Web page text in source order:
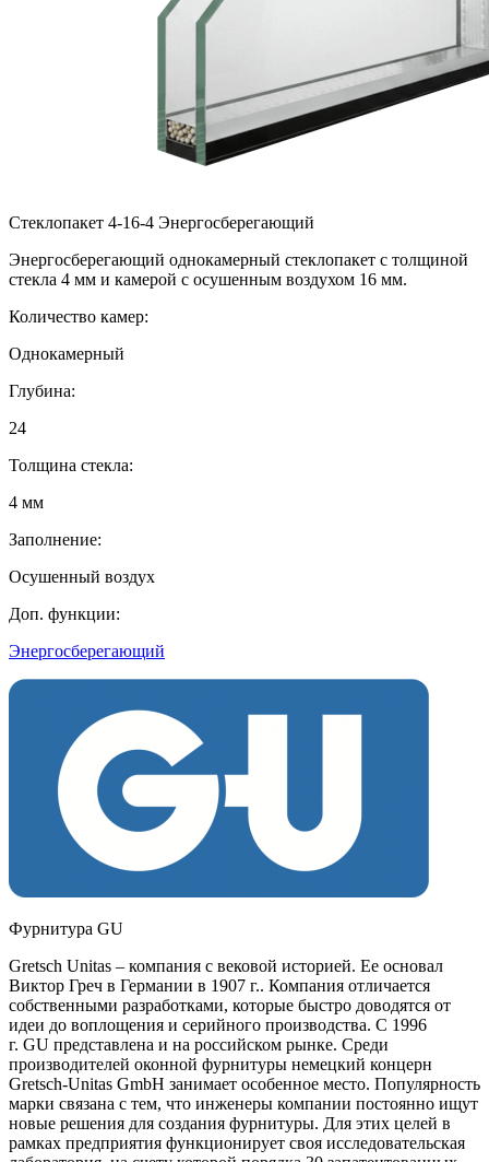
Стеклопакет 4-16-4 Энергосберегающий
Энергосберегающий однокамерный стеклопакет с толщиной
стекла 4 мм и камерой с осушенным воздухом 16 мм.
Количество камер:
Однокамерный
Глубина:
24
Толщина стекла:
4 мм
Заполнение:
Осушенный воздух
Доп. функции:
Энергосберегающий
Фурнитура GU
Gretsch Unitas – компания с вековой историей. Ее основал
Виктор Греч в Германии в 1907 г.. Компания отличается
собственными разработками, которые быстро доводятся от
идеи до воплощения и серийного производства. С 1996
г. GU представлена и на российском рынке. Среди
производителей оконной фурнитуры немецкий концерн
Gretsch-Unitas GmbH занимает особенное место. Популярность
марки связана с тем, что инженеры компании постоянно ищут
новые решения для создания фурнитуры. Для этих целей в
рамках предприятия функционирует своя исследовательская